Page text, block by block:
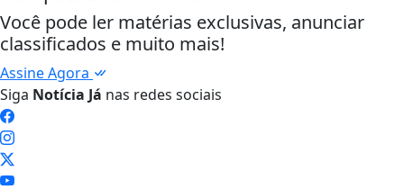
Você pode ler matérias exclusivas, anunciar
classificados e muito mais!
Assine Agora
Siga Notícia Já nas redes sociais